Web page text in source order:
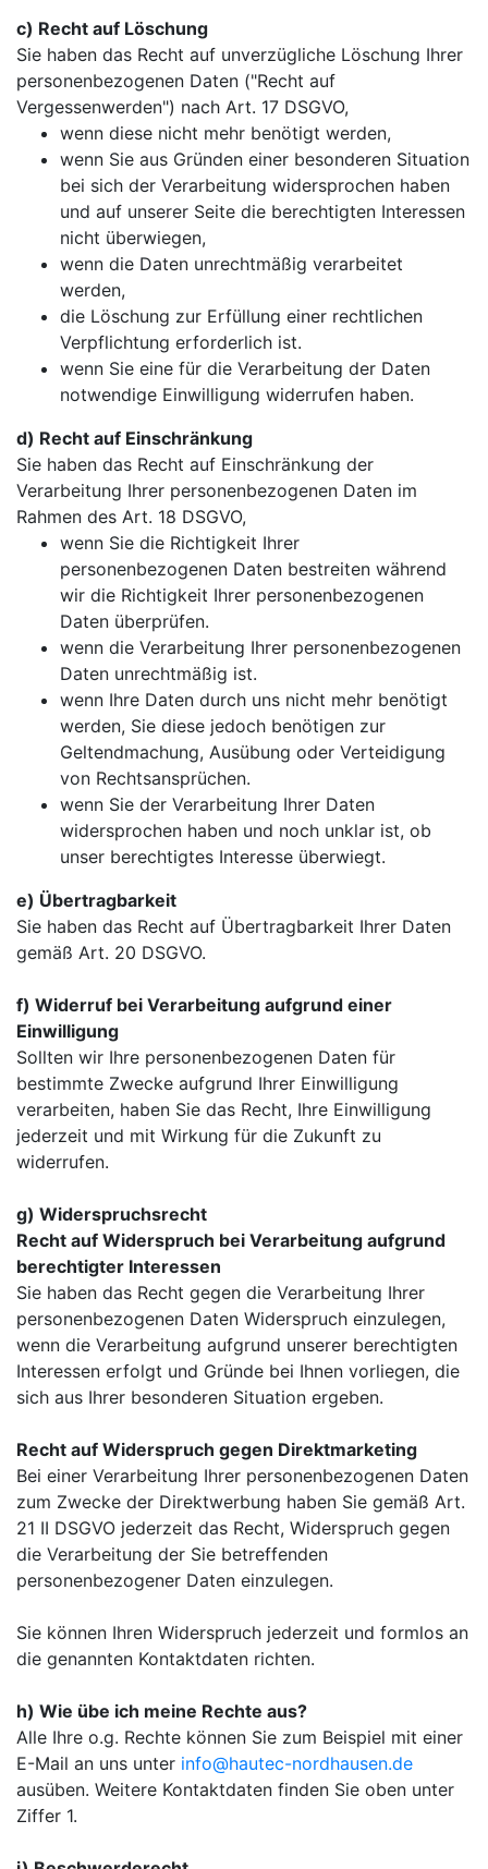
c) Recht auf Löschung
Sie haben das Recht auf unverzügliche Löschung Ihrer
personenbezogenen Daten ("Recht auf
Vergessenwerden") nach Art. 17 DSGVO,
wenn diese nicht mehr benötigt werden,
wenn Sie aus Gründen einer besonderen Situation
bei sich der Verarbeitung widersprochen haben
und auf unserer Seite die berechtigten Interessen
nicht überwiegen,
wenn die Daten unrechtmäßig verarbeitet
werden,
die Löschung zur Erfüllung einer rechtlichen
Verpflichtung erforderlich ist.
wenn Sie eine für die Verarbeitung der Daten
notwendige Einwilligung widerrufen haben.
d) Recht auf Einschränkung
Sie haben das Recht auf Einschränkung der
Verarbeitung Ihrer personenbezogenen Daten im
Rahmen des Art. 18 DSGVO,
wenn Sie die Richtigkeit Ihrer
personenbezogenen Daten bestreiten während
wir die Richtigkeit Ihrer personenbezogenen
Daten überprüfen.
wenn die Verarbeitung Ihrer personenbezogenen
Daten unrechtmäßig ist.
wenn Ihre Daten durch uns nicht mehr benötigt
werden, Sie diese jedoch benötigen zur
Geltendmachung, Ausübung oder Verteidigung
von Rechtsansprüchen.
wenn Sie der Verarbeitung Ihrer Daten
widersprochen haben und noch unklar ist, ob
unser berechtigtes Interesse überwiegt.
e) Übertragbarkeit
Sie haben das Recht auf Übertragbarkeit Ihrer Daten
gemäß Art. 20 DSGVO.
f) Widerruf bei Verarbeitung aufgrund einer
Einwilligung
Sollten wir Ihre personenbezogenen Daten für
bestimmte Zwecke aufgrund Ihrer Einwilligung
verarbeiten, haben Sie das Recht, Ihre Einwilligung
jederzeit und mit Wirkung für die Zukunft zu
widerrufen.
g) Widerspruchsrecht
Recht auf Widerspruch bei Verarbeitung aufgrund
berechtigter Interessen
Sie haben das Recht gegen die Verarbeitung Ihrer
personenbezogenen Daten Widerspruch einzulegen,
wenn die Verarbeitung aufgrund unserer berechtigten
Interessen erfolgt und Gründe bei Ihnen vorliegen, die
sich aus Ihrer besonderen Situation ergeben.
Recht auf Widerspruch gegen Direktmarketing
Bei einer Verarbeitung Ihrer personenbezogenen Daten
zum Zwecke der Direktwerbung haben Sie gemäß Art.
21 II DSGVO jederzeit das Recht, Widerspruch gegen
die Verarbeitung der Sie betreffenden
personenbezogener Daten einzulegen.
Sie können Ihren Widerspruch jederzeit und formlos an
die genannten Kontaktdaten richten.
h) Wie übe ich meine Rechte aus?
Alle Ihre o.g. Rechte können Sie zum Beispiel mit einer
E-Mail an uns unter info@hautec-nordhausen.de
ausüben. Weitere Kontaktdaten finden Sie oben unter
Ziffer 1.